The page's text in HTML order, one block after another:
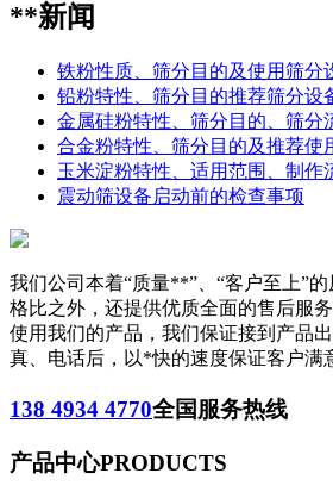
**新闻
铁粉性质、筛分目的及使用筛分
铅粉特性、筛分目的推荐筛分设
金属硅粉特性、筛分目的、筛分
合金粉特性、筛分目的及推荐使
玉米淀粉特性、适用范围、制作
震动筛设备启动前的检查事项
我们公司本着“质量**”、“客户至上”
格比之外，还提供优质全面的售后服
使用我们的产品，我们保证接到产品
真、电话后，以*快的速度保证客户满
138 4934 4770全国服务热线
产品中心PRODUCTS